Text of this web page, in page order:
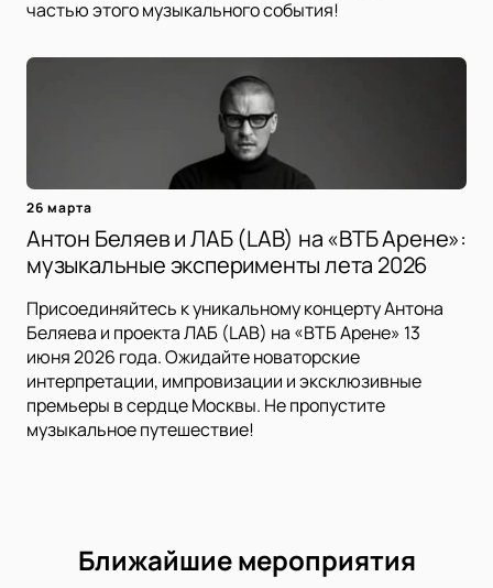
частью этого музыкального события!
26 марта
Антон Беляев и ЛАБ (LAB) на «ВТБ Арене»:
музыкальные эксперименты лета 2026
Присоединяйтесь к уникальному концерту Антона
Беляева и проекта ЛАБ (LAB) на «ВТБ Арене» 13
июня 2026 года. Ожидайте новаторские
интерпретации, импровизации и эксклюзивные
премьеры в сердце Москвы. Не пропустите
музыкальное путешествие!
Ближайшие мероприятия